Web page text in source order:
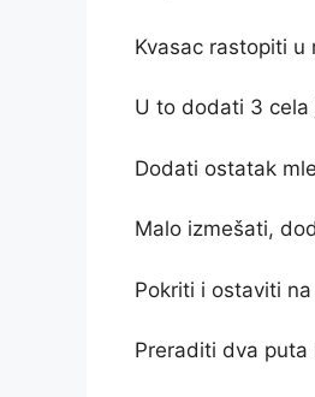
Kvasac rastopiti u
U to dodati 3 cela
Dodati ostatak
Malo izmešati,
Pokriti i ostaviti
Preraditi dva puta